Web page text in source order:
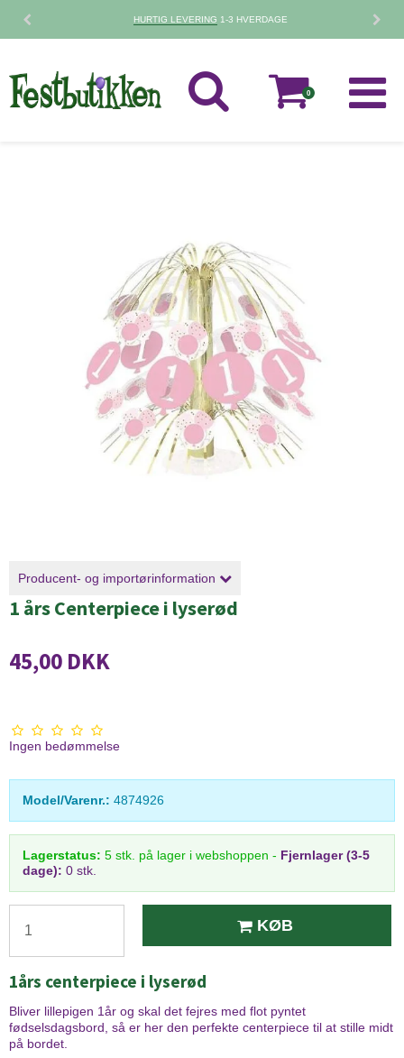
30 DAGESFORTRYDELSESRET
0
Producent- og importørinformation
1 års Centerpiece i lyserød
45,00 DKK
Ingen bedømmelse
Model/Varenr.: 4874926
Lagerstatus: 5 stk. på lager i webshoppen - Fjernlager (3-5
dage): 0 stk.
KØB
1års centerpiece i lyserød
Bliver lillepigen 1år og skal det fejres med flot pyntet
fødselsdagsbord, så er her den perfekte centerpiece til at stille midt
på bordet.